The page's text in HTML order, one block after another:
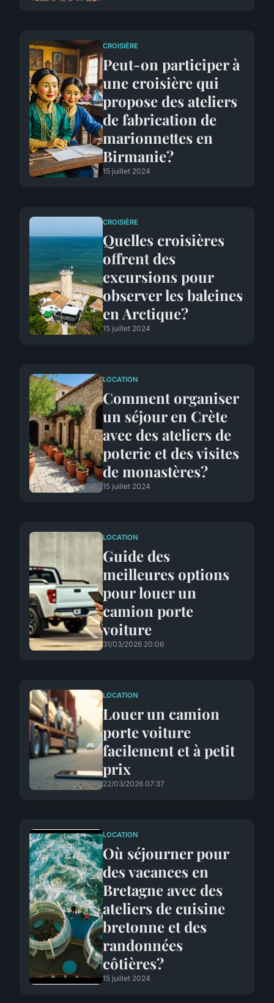
CROISIÈRE
Peut-on participer à
une croisière qui
propose des ateliers
de fabrication de
marionnettes en
Birmanie?
15 juillet 2024
CROISIÈRE
Quelles croisières
offrent des
excursions pour
observer les baleines
en Arctique?
15 juillet 2024
LOCATION
Comment organiser
un séjour en Crète
avec des ateliers de
poterie et des visites
de monastères?
15 juillet 2024
LOCATION
Guide des
meilleures options
pour louer un
camion porte
voiture
31/03/2026 20:06
LOCATION
Louer un camion
porte voiture
facilement et à petit
prix
22/03/2026 07:37
LOCATION
Où séjourner pour
des vacances en
Bretagne avec des
ateliers de cuisine
bretonne et des
randonnées
côtières?
15 juillet 2024